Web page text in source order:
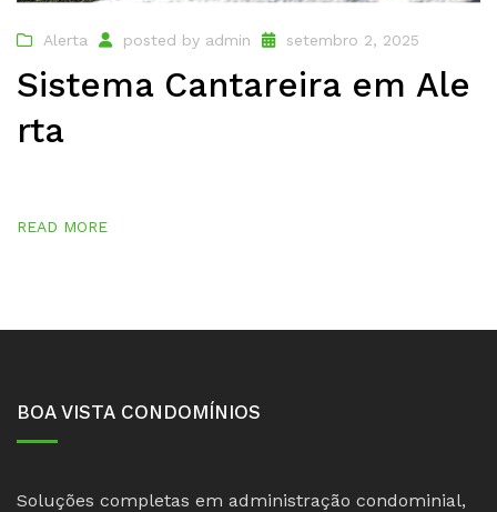
Alerta posted by admin setembro 2, 2025
Sistema Cantareira em Ale
rta
READ MORE
BOA VISTA CONDOMÍNIOS
Soluções completas em administração condominial,